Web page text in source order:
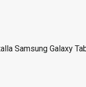
Samsung Galaxy